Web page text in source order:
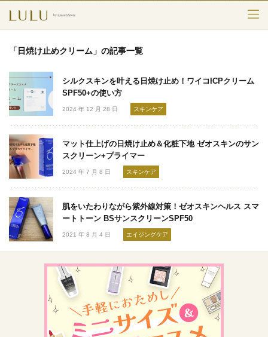
スキンケア
メークアップ
エイジングケア
フレグランス
ボディ＆ヘア
ライフスタイル
検索
「日焼け止めクリーム」の記事一覧
シルクスキンを叶える日焼け止め！ワイコICPクリーム
SPF50+の使い方
2024 年 12 月 28 日 スキンケア
マット仕上げの日焼け止め＆化粧下地 ゼオスキンのサン
スクリーン+プライマー
2024 年 7 月 8 日 スキンケア
肌をいたわりながら紫外線対策！ゼオスキンヘルス スマ
ートトーン BSサンスクリーンSPF50
2021 年 8 月 4 日 エイジングケア